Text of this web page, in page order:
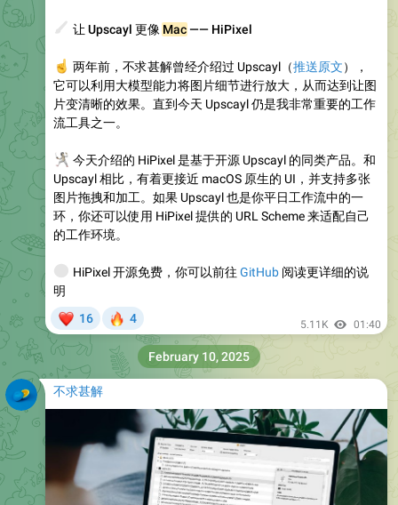
让 Upscayl 更像 Mac—— HiPixel
两年前，不求甚解曾经介绍过 Upscayl（推送原文），
它可以利用大模型能力将图片细节进行放大，从而达到让图
片变清晰的效果。直到今天 Upscayl 仍是我非常重要的工作
流工具之一。
今天介绍的 HiPixel 是基于开源 Upscayl 的同类产品。和
Upscayl 相比，有着更接近 macOS 原生的 UI，并支持多张
图片拖拽和加工。如果 Upscayl 也是你平日工作流中的一
环，你还可以使用 HiPixel 提供的 URL Scheme 来适配自己
的工作环境。
HiPixel 开源免费，你可以前往 GitHub阅读更详细的说
明
16 4 5.11K 01:40
不求甚解
February 10, 2025